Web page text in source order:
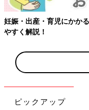
妊娠・出産・育児にかか
やすく解説！
ピックアップ